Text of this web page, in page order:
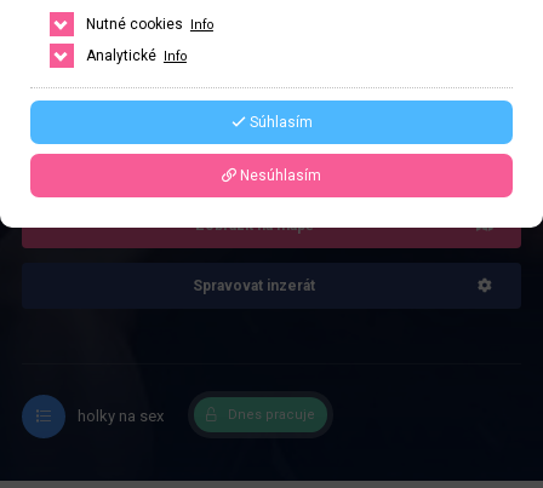
Řekněte že voláte z webu www.privatzone.com
Zobrazit na mapě
Spravovat inzerát
holky na sex Dnes pracuje
Nutné cookies
Info
Analytické Info
Súhlasím
Nesúhlasím